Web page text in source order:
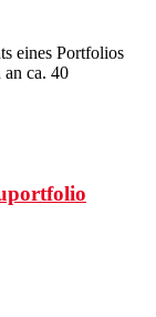
eines Portfolios
ca. 40